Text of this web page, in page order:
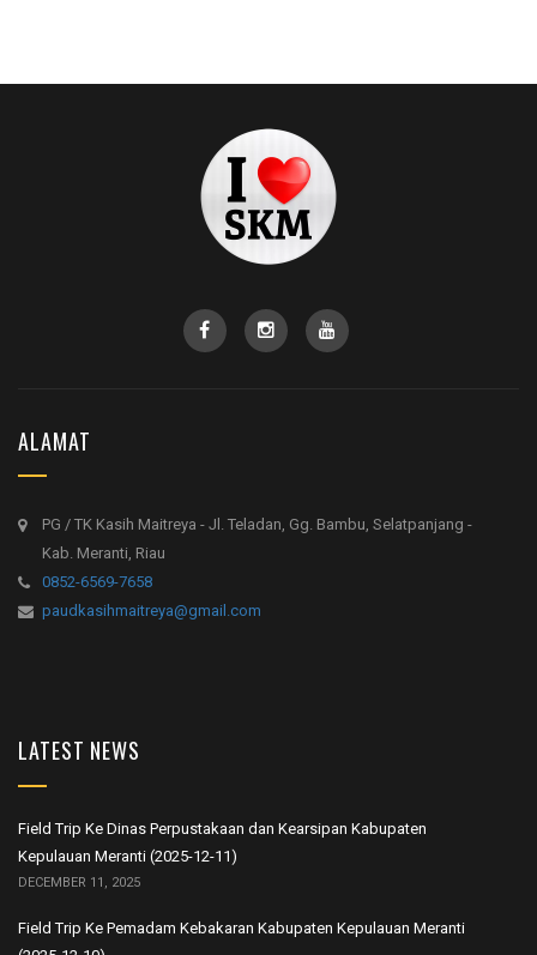
ALAMAT
PG / TK Kasih Maitreya - Jl. Teladan, Gg. Bambu, Selatpanjang -
Kab. Meranti, Riau
0852-6569-7658
paudkasihmaitreya@gmail.com
LATEST NEWS
Field Trip Ke Dinas Perpustakaan dan Kearsipan Kabupaten
Kepulauan Meranti (2025-12-11)
DECEMBER 11, 2025
Field Trip Ke Pemadam Kebakaran Kabupaten Kepulauan Meranti